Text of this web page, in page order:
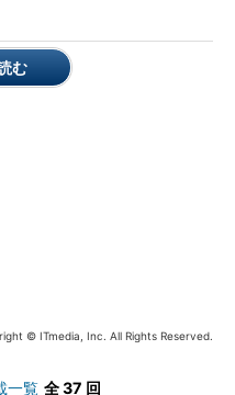
む
© ITmedia, Inc. All Rights Reserved.
一覧 全 37 回